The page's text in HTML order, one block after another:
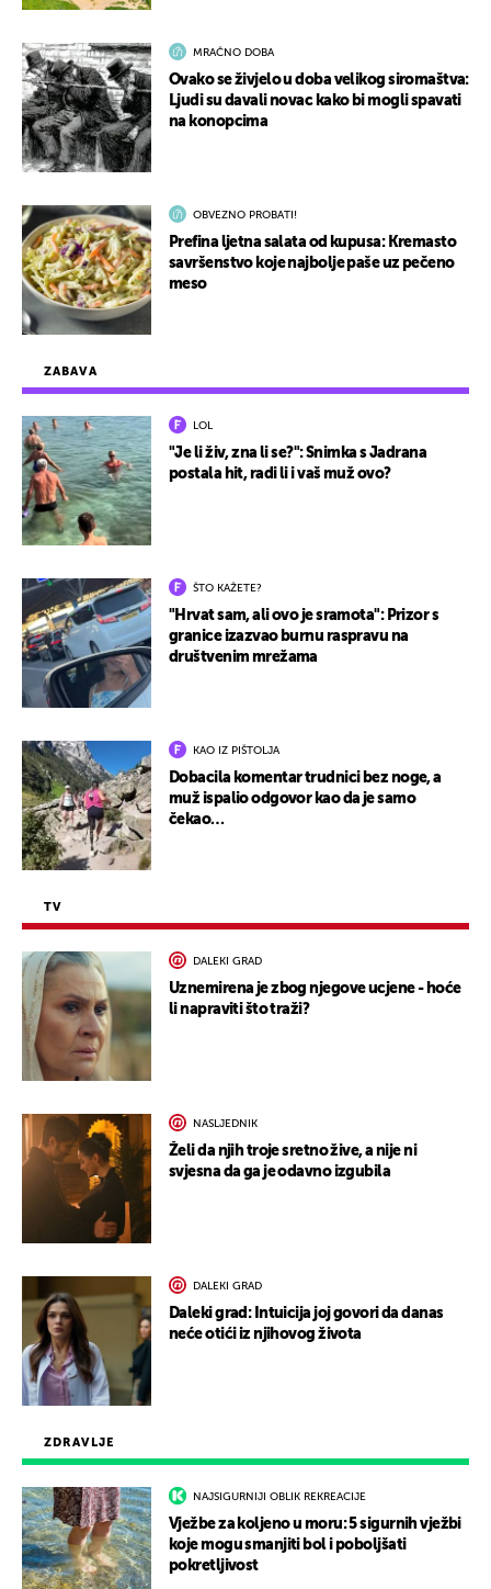
ZDRAVLJE
NAJSIGURNIJI OBLIK REKREACIJE
Vježbe za koljeno u moru: 5 sigurnih vježbi
koje mogu smanjiti bol i poboljšati
pokretljivost
ZABAVA
LOL
"Je li živ, zna li se?": Snimka s Jadrana
postala hit, radi li i vaš muž ovo?
ŠTO KAŽETE?
"Hrvat sam, ali ovo je sramota": Prizor s
granice izazvao burnu raspravu na
društvenim mrežama
KAO IZ PIŠTOLJA
Dobacila komentar trudnici bez noge, a
muž ispalio odgovor kao da je samo
čekao…
TV
DALEKI GRAD
Uznemirena je zbog njegove ucjene - hoće
li napraviti što traži?
NASLJEDNIK
Želi da njih troje sretno žive, a nije ni
svjesna da ga je odavno izgubila
DALEKI GRAD
Daleki grad: Intuicija joj govori da danas
neće otići iz njihovog života
MRAČNO DOBA
Ovako se živjelo u doba velikog siromaštva:
Ljudi su davali novac kako bi mogli spavati
na konopcima
OBVEZNO PROBATI!
Prefina ljetna salata od kupusa: Kremasto
savršenstvo koje najbolje paše uz pečeno
meso